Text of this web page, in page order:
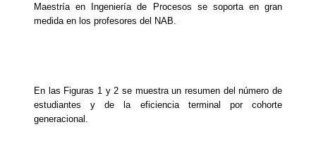
Maestría en Ingeniería de Procesos se soporta en gran
medida en los profesores del NAB.
En las Figuras 1 y 2 se muestra un resumen del número de
estudiantes y de la eficiencia terminal por cohorte
generacional.